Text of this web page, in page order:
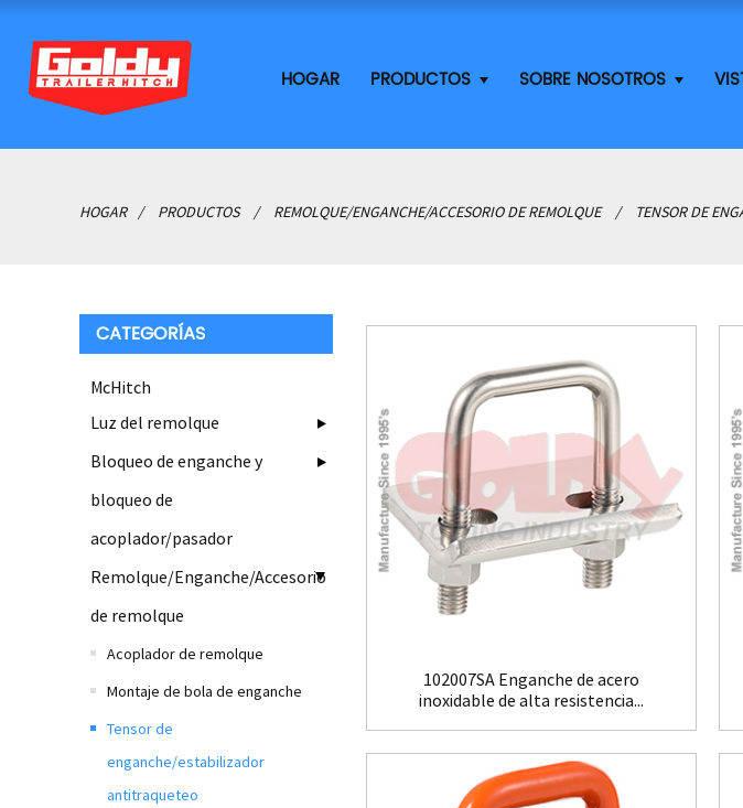
HOGAR PRODUCTOS SOBRE NOSOTROS
HOGAR PRODUCTOS REMOLQUE/ENGANCHE/ACCESORIO DE REMOLQUE TENSOR DE
CATEGORÍAS
McHitch
Luz del remolque
Bloqueo de enganche y
bloqueo de
acoplador/pasador
Remolque/Enganche/Accesorio
de remolque
Acoplador de remolque
Montaje de bola de enganche
Tensor de
enganche/estabilizador
antitraqueteo
102007SA Enganche de acero
inoxidable de alta resistencia...